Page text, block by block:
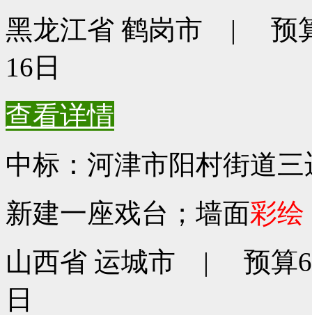
黑龙江省 鹤岗市 | 预
16日
查看详情
中标：河津市阳村街道
新建一座戏台；墙面彩绘
山西省 运城市 | 预算
日